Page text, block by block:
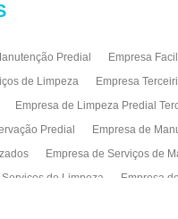
Predial Empresa
de Limpeza
Empresa
Empresa de Limpeza Predial
Predial
Empresa de
Empresa de Serviços de
de Limpeza
Empresa
Empresas de